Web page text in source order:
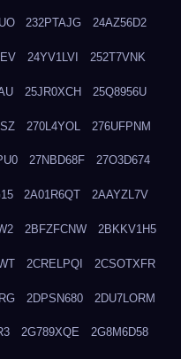
232PTAJG 24AZ56D2
24YV1LVI 252T7VNK
25JR0XCH 25Q8956U
270L4YOL 276UFPNM
27NBD68F 27O3D674
2A01R6QT 2AAYZL7V
2BFZFCNW 2BKKV1H5
2CRELPQI 2CSOTXFR
2DPSN680 2DU7LORM
2G789XQE 2G8M6D58